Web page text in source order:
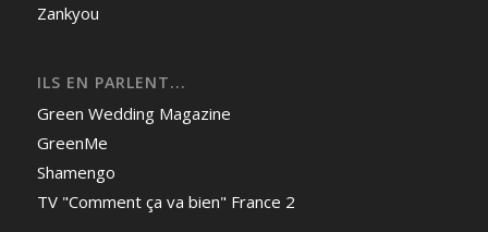
Zankyou
ILS EN PARLENT...
Green Wedding Magazine
GreenMe
Shamengo
TV "Comment ça va bien" France 2